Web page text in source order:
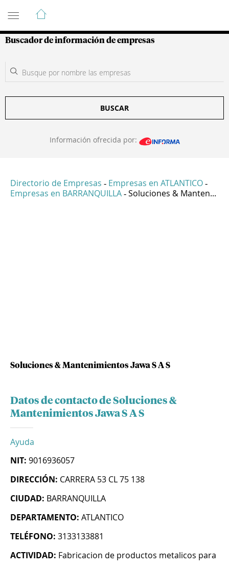
Guía de Empresas Colombianas
Buscador de información de empresas
BUSCAR
Información ofrecida por:
Directorio de Empresas - Empresas en ATLANTICO -
Empresas en BARRANQUILLA - Soluciones & Manten...
Soluciones & Mantenimientos Jawa S A S
Datos de contacto de Soluciones &
Mantenimientos Jawa S A S
Ayuda
NIT: 9016936057
DIRECCIÓN: CARRERA 53 CL 75 138
CIUDAD: BARRANQUILLA
DEPARTAMENTO: ATLANTICO
TELÉFONO: 3133133881
ACTIVIDAD: Fabricacion de productos metalicos para